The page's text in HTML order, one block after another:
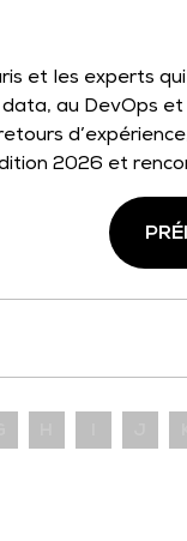
et les experts
au DevOps
2026 et